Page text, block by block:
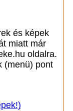
és képek
miatt már
oldalra.
(menü) pont